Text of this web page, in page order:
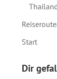
Start
Dir